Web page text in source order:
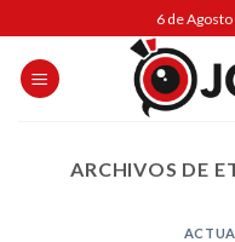
to
content
6 de
ARCHIVOS DE